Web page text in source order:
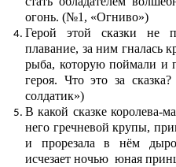
огонь. (№1, «Огниво»)
Герой этой сказки не
плавание, за ним гналась
рыба, которую поймали и
героя. Что это за
солдатик»)
В какой сказке королева-
него гречневой крупы,
и прорезала в нём
исчезает ночью юная